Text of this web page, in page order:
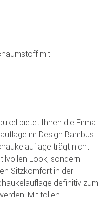
mit
bietet Ihnen die Firma
im Design Bambus
trägt nicht
Look, sondern
Sitzkomfort in der
definitiv zum
Mit tollen,